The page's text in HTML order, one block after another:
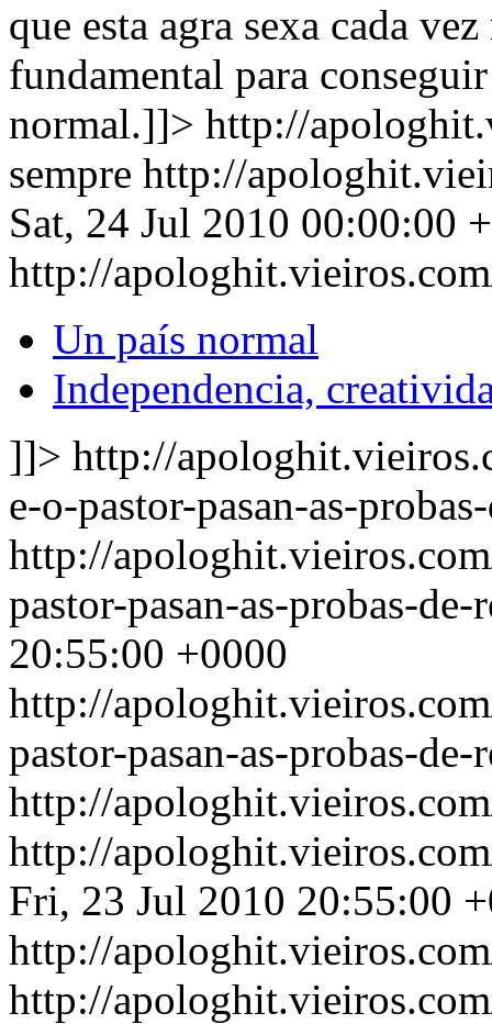
que esta agra sexa cada
fundamental para
normal.]]> http://
sempre http://
Sat, 24 Jul 2010 00:00:00
http://
Un país normal
Independencia,
]]> http://
e-o-pastor-pasan-as-
http://
pastor-pasan-as-probas-de-
20:55:00 +0000
http://
pastor-pasan-as-probas-de-
http://
http://
Fri, 23 Jul 2010 20:55:00
http://
http://